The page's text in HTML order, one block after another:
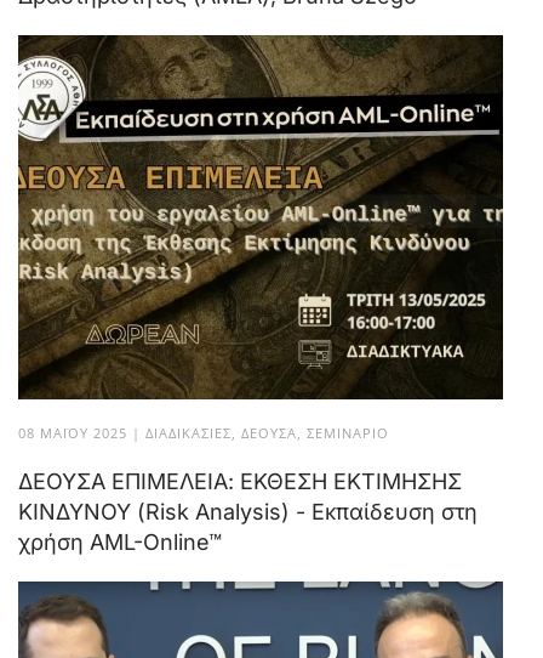
08 ΜΑΪ́ΟΥ 2025 | ΔΙΑΔΙΚΑΣΊΕΣ, ΔΈΟΥΣΑ, ΣΕΜΙΝΆΡΙΟ
ΔΕΟΥΣΑ ΕΠΙΜΕΛΕΙΑ: ΕΚΘΕΣΗ ΕΚΤΙΜΗΣΗΣ
ΚΙΝΔΥΝΟΥ (Risk Analysis) - Εκπαίδευση στη
χρήση AML-Online™